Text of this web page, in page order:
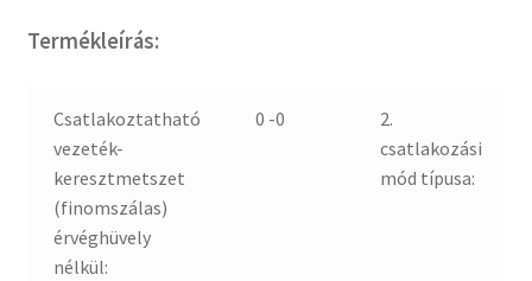
Termékleírás:
Csatlakoztatható
vezeték-
keresztmetszet
(finomszálas)
érvéghüvely
nélkül:
0 -0
2.
csatlakozási
mód típusa: